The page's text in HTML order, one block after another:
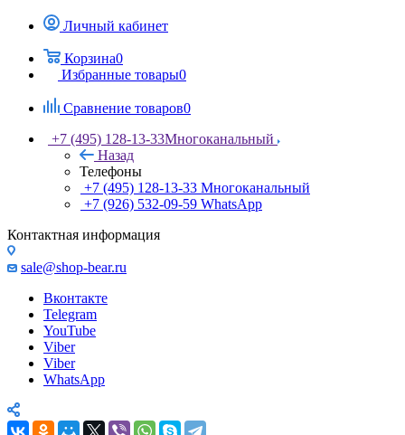
Личный кабинет
Корзина0
Избранные товары0
Сравнение товаров0
+7 (495) 128-13-33Многоканальный
Назад
Телефоны
+7 (495) 128-13-33 Многоканальный
+7 (926) 532-09-59 WhatsApp
Контактная информация
sale@shop-bear.ru
Вконтакте
Telegram
YouTube
Viber
Viber
WhatsApp